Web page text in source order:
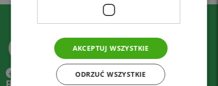
Rejestracja telefoniczna
AKCEPTUJ WSZYSTKIE
ODRZUĆ WSZYSTKIE